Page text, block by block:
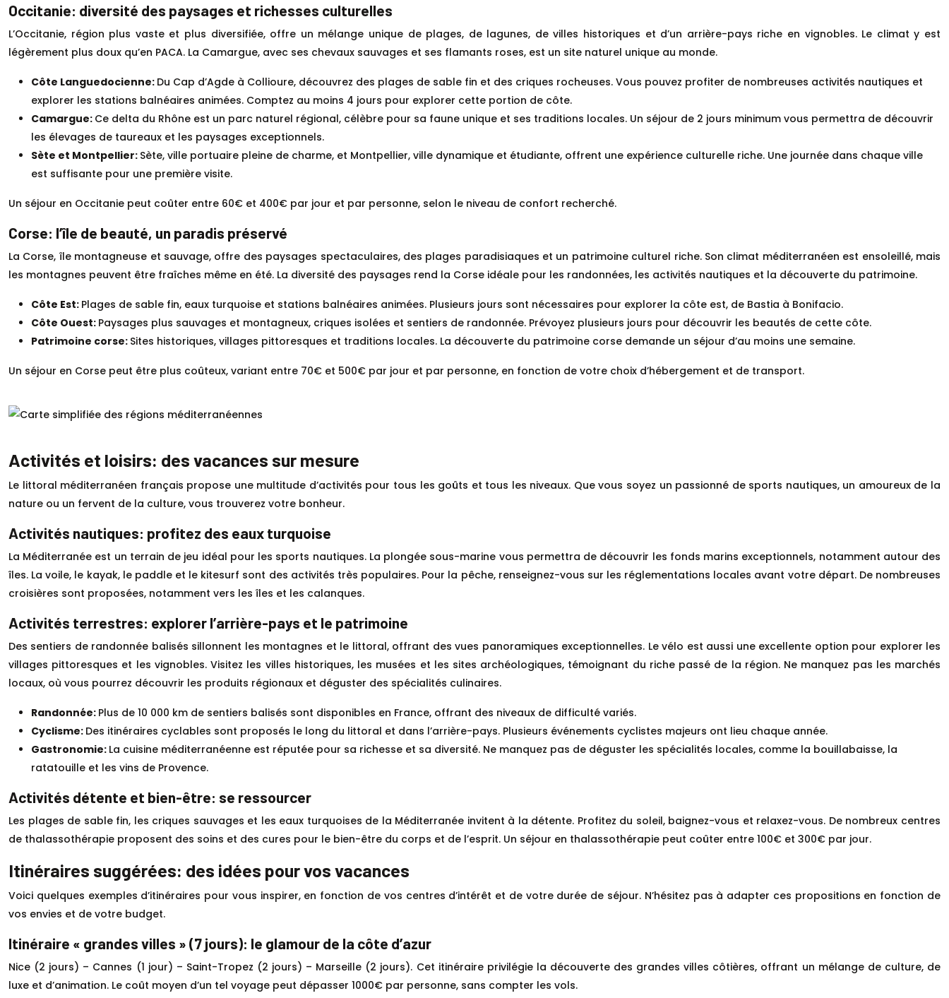
Occitanie: diversité des paysages et richesses culturelles
L’Occitanie, région plus vaste et plus diversifiée, offre un mélange unique de plages, de lagunes, de villes historiques et d’un arrière-pays riche en vignobles. Le climat y est
légèrement plus doux qu’en PACA. La Camargue, avec ses chevaux sauvages et ses flamants roses, est un site naturel unique au monde.
Côte Languedocienne: Du Cap d’Agde à Collioure, découvrez des plages de sable fin et des criques rocheuses. Vous pouvez profiter de nombreuses activités nautiques et
explorer les stations balnéaires animées. Comptez au moins 4 jours pour explorer cette portion de côte.
Camargue: Ce delta du Rhône est un parc naturel régional, célèbre pour sa faune unique et ses traditions locales. Un séjour de 2 jours minimum vous permettra de découvrir
les élevages de taureaux et les paysages exceptionnels.
Sète et Montpellier: Sète, ville portuaire pleine de charme, et Montpellier, ville dynamique et étudiante, offrent une expérience culturelle riche. Une journée dans chaque ville
est suffisante pour une première visite.
Un séjour en Occitanie peut coûter entre 60€ et 400€ par jour et par personne, selon le niveau de confort recherché.
Corse: l’île de beauté, un paradis préservé
La Corse, île montagneuse et sauvage, offre des paysages spectaculaires, des plages paradisiaques et un patrimoine culturel riche. Son climat méditerranéen est ensoleillé, mais
les montagnes peuvent être fraîches même en été. La diversité des paysages rend la Corse idéale pour les randonnées, les activités nautiques et la découverte du patrimoine.
Côte Est: Plages de sable fin, eaux turquoise et stations balnéaires animées. Plusieurs jours sont nécessaires pour explorer la côte est, de Bastia à Bonifacio.
Côte Ouest: Paysages plus sauvages et montagneux, criques isolées et sentiers de randonnée. Prévoyez plusieurs jours pour découvrir les beautés de cette côte.
Patrimoine corse: Sites historiques, villages pittoresques et traditions locales. La découverte du patrimoine corse demande un séjour d’au moins une semaine.
Un séjour en Corse peut être plus coûteux, variant entre 70€ et 500€ par jour et par personne, en fonction de votre choix d’hébergement et de transport.
Activités et loisirs: des vacances sur mesure
Le littoral méditerranéen français propose une multitude d’activités pour tous les goûts et tous les niveaux. Que vous soyez un passionné de sports nautiques, un amoureux de la
nature ou un fervent de la culture, vous trouverez votre bonheur.
Activités nautiques: profitez des eaux turquoise
La Méditerranée est un terrain de jeu idéal pour les sports nautiques. La plongée sous-marine vous permettra de découvrir les fonds marins exceptionnels, notamment autour des
îles. La voile, le kayak, le paddle et le kitesurf sont des activités très populaires. Pour la pêche, renseignez-vous sur les réglementations locales avant votre départ. De nombreuses
croisières sont proposées, notamment vers les îles et les calanques.
Activités terrestres: explorer l’arrière-pays et le patrimoine
Des sentiers de randonnée balisés sillonnent les montagnes et le littoral, offrant des vues panoramiques exceptionnelles. Le vélo est aussi une excellente option pour explorer les
villages pittoresques et les vignobles. Visitez les villes historiques, les musées et les sites archéologiques, témoignant du riche passé de la région. Ne manquez pas les marchés
locaux, où vous pourrez découvrir les produits régionaux et déguster des spécialités culinaires.
Randonnée: Plus de 10 000 km de sentiers balisés sont disponibles en France, offrant des niveaux de difficulté variés.
Cyclisme: Des itinéraires cyclables sont proposés le long du littoral et dans l’arrière-pays. Plusieurs événements cyclistes majeurs ont lieu chaque année.
Gastronomie: La cuisine méditerranéenne est réputée pour sa richesse et sa diversité. Ne manquez pas de déguster les spécialités locales, comme la bouillabaisse, la
ratatouille et les vins de Provence.
Activités détente et bien-être: se ressourcer
Les plages de sable fin, les criques sauvages et les eaux turquoises de la Méditerranée invitent à la détente. Profitez du soleil, baignez-vous et relaxez-vous. De nombreux centres
de thalassothérapie proposent des soins et des cures pour le bien-être du corps et de l’esprit. Un séjour en thalassothérapie peut coûter entre 100€ et 300€ par jour.
Itinéraires suggérées: des idées pour vos vacances
Voici quelques exemples d’itinéraires pour vous inspirer, en fonction de vos centres d’intérêt et de votre durée de séjour. N’hésitez pas à adapter ces propositions en fonction de
vos envies et de votre budget.
Itinéraire « grandes villes » (7 jours): le glamour de la côte d’azur
Nice (2 jours) – Cannes (1 jour) – Saint-Tropez (2 jours) – Marseille (2 jours). Cet itinéraire privilégie la découverte des grandes villes côtières, offrant un mélange de culture, de
luxe et d’animation. Le coût moyen d’un tel voyage peut dépasser 1000€ par personne, sans compter les vols.